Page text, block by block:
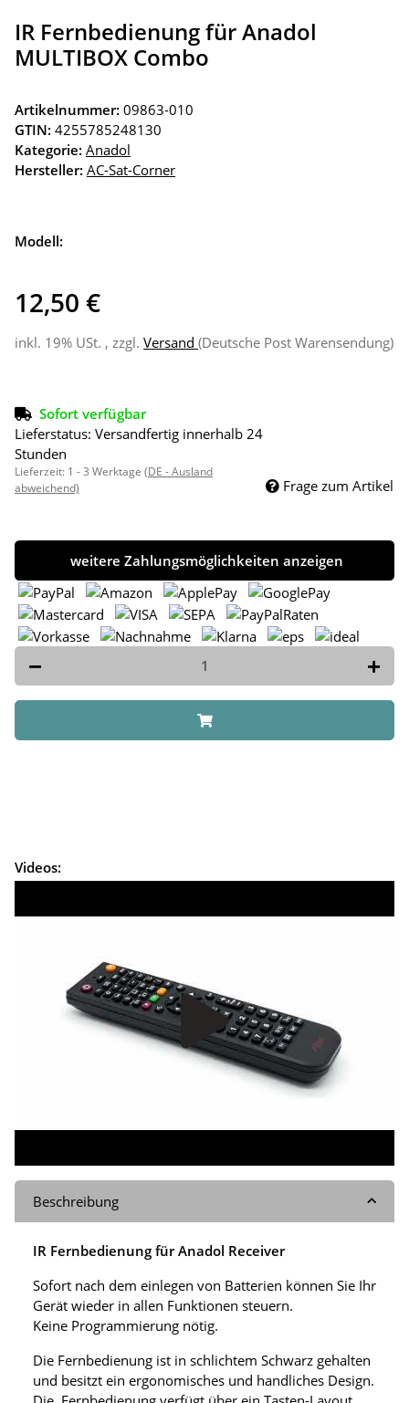
IR Fernbedienung für Anadol
MULTIBOX Combo
Artikelnummer: 09863-010
GTIN: 4255785248130
Kategorie: Anadol
Hersteller: AC-Sat-Corner
Modell:
12,50 €
inkl. 19% USt. , zzgl. Versand (Deutsche Post Warensendung)
Sofort verfügbar
Lieferstatus: Versandfertig innerhalb 24
Stunden
Lieferzeit: 1 - 3 Werktage (DE - Ausland
abweichend)
Frage zum Artikel
weitere Zahlungsmöglichkeiten anzeigen
Videos:
Beschreibung
IR Fernbedienung für Anadol Receiver
Sofort nach dem einlegen von Batterien können Sie Ihr
Gerät wieder in allen Funktionen steuern.
Keine Programmierung nötig.
Die Fernbedienung ist in schlichtem Schwarz gehalten
und besitzt ein ergonomisches und handliches Design.